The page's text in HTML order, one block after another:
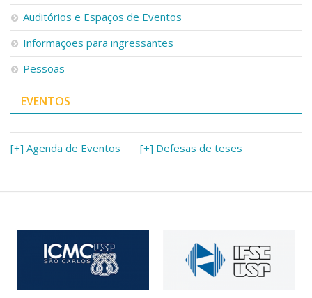
Jornal da USP
Agenda de Eventos
Defesa de Teses
Auditórios e Espaços de Eventos
Informações para ingressantes
Pessoas
EVENTOS
[+] Agenda de Eventos [+] Defesas de teses